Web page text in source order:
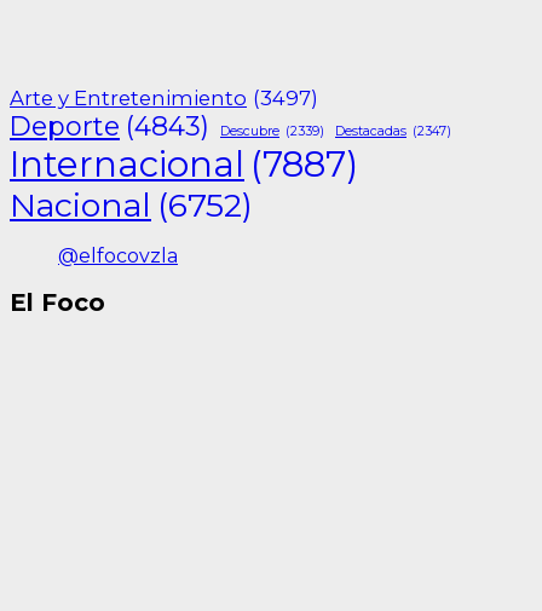
Arte y Entretenimiento (3497)
Deporte (4843) Descubre (2339) Destacadas (2347)
Internacional (7887)
Nacional (6752)
@elfocovzla
El Foco